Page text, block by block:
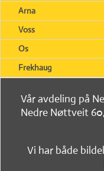
Arna
Voss
Os
Frekhaug
Vår avdeling på
Nedre Nøttveit
Vi har både